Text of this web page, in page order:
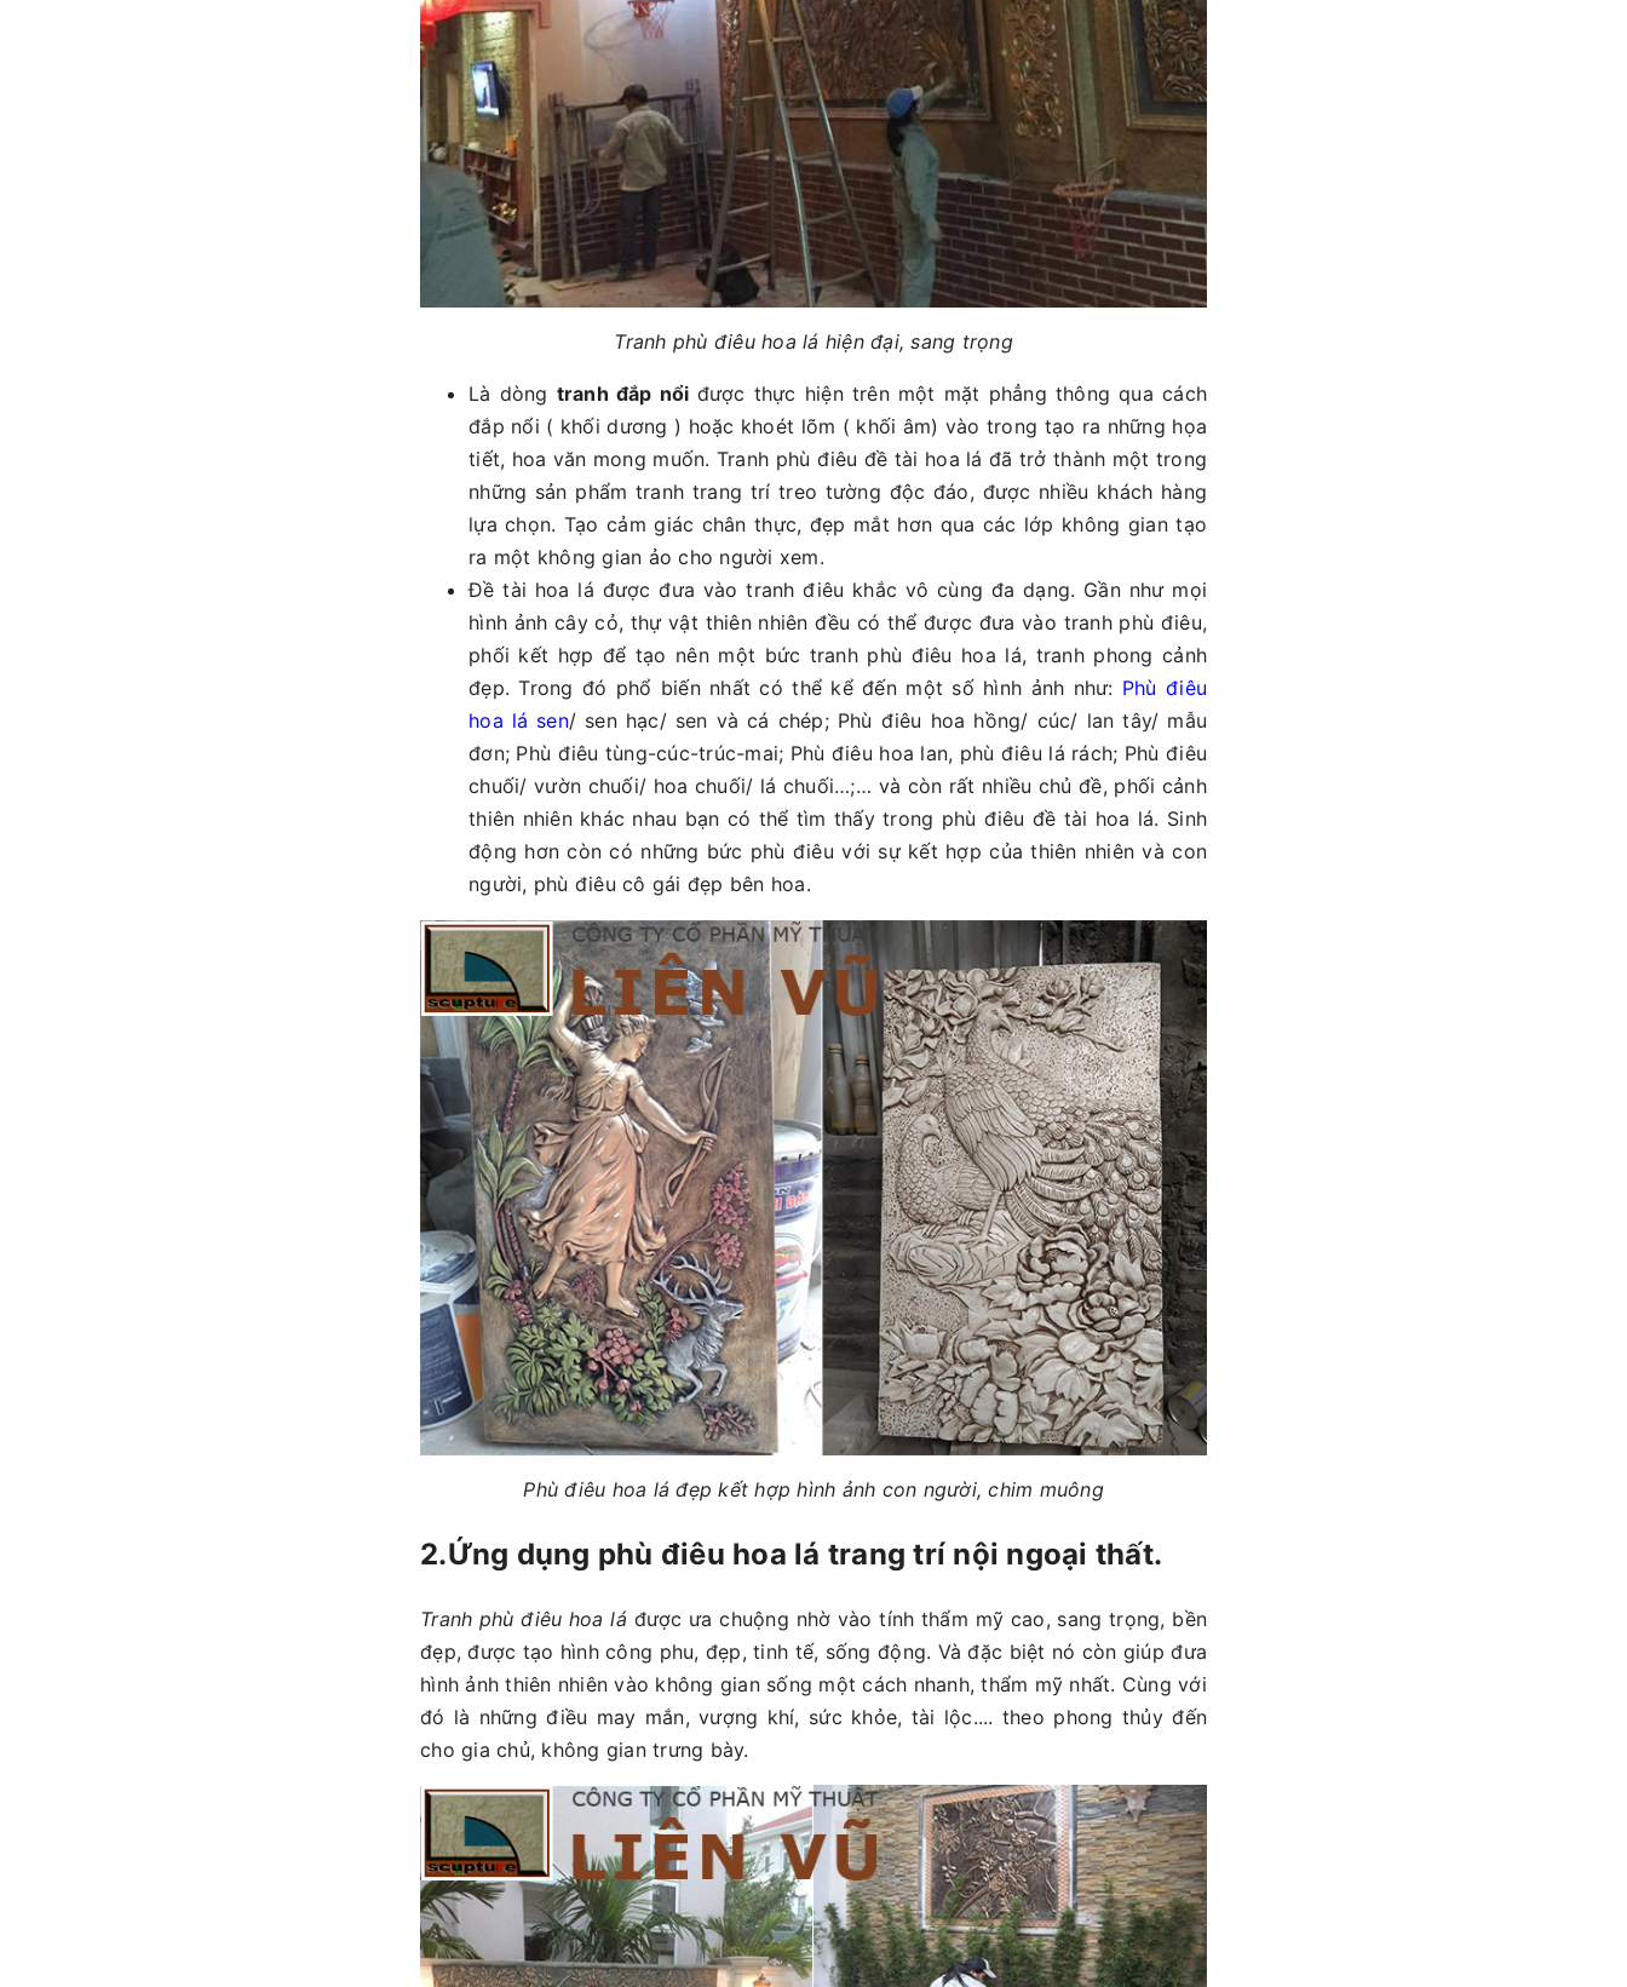
Tranh phù điêu hoa lá hiện đại, sang trọng
Là dòng tranh đắp nổi được thực hiện trên một mặt phẳng thông qua cách
đắp nổi ( khối dương ) hoặc khoét lõm ( khối âm) vào trong tạo ra những họa
tiết, hoa văn mong muốn. Tranh phù điêu đề tài hoa lá đã trở thành một trong
những sản phẩm tranh trang trí treo tường độc đáo, được nhiều khách hàng
lựa chọn. Tạo cảm giác chân thực, đẹp mắt hơn qua các lớp không gian tạo
ra một không gian ảo cho người xem.
Đề tài hoa lá được đưa vào tranh điêu khắc vô cùng đa dạng. Gần như mọi
hình ảnh cây cỏ, thự vật thiên nhiên đều có thể được đưa vào tranh phù điêu,
phối kết hợp để tạo nên một bức tranh phù điêu hoa lá, tranh phong cảnh
đẹp. Trong đó phổ biến nhất có thể kể đến một số hình ảnh như: Phù điêu
hoa lá sen/ sen hạc/ sen và cá chép; Phù điêu hoa hồng/ cúc/ lan tây/ mẫu
đơn; Phù điêu tùng-cúc-trúc-mai; Phù điêu hoa lan, phù điêu lá rách; Phù điêu
chuối/ vườn chuối/ hoa chuối/ lá chuối…;… và còn rất nhiều chủ đề, phối cảnh
thiên nhiên khác nhau bạn có thể tìm thấy trong phù điêu đề tài hoa lá. Sinh
động hơn còn có những bức phù điêu với sự kết hợp của thiên nhiên và con
người, phù điêu cô gái đẹp bên hoa.
Phù điêu hoa lá đẹp kết hợp hình ảnh con người, chim muông
2.Ứng dụng phù điêu hoa lá trang trí nội ngoại thất.
Tranh phù điêu hoa lá được ưa chuộng nhờ vào tính thẩm mỹ cao, sang trọng, bền
đẹp, được tạo hình công phu, đẹp, tinh tế, sống động. Và đặc biệt nó còn giúp đưa
hình ảnh thiên nhiên vào không gian sống một cách nhanh, thẩm mỹ nhất. Cùng với
đó là những điều may mắn, vượng khí, sức khỏe, tài lộc.... theo phong thủy đến
cho gia chủ, không gian trưng bày.